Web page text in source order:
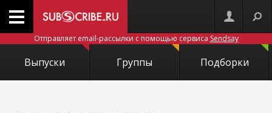
Отправляет email-рассылки с помощью сервиса Sendsay
Выпуски Группы Подборки